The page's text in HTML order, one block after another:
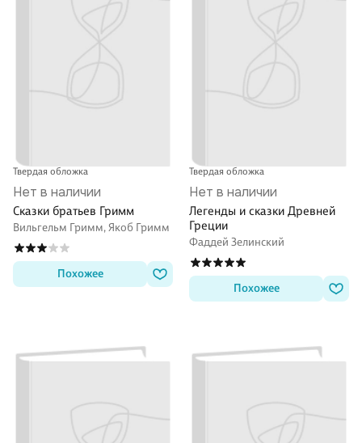
Твердая обложка
Нет в наличии
Сказки братьев Гримм
Вильгельм Гримм, Якоб Гримм
Похожее
Твердая обложка
Нет в наличии
Легенды и сказки Древней
Греции
Фаддей Зелинский
Похожее